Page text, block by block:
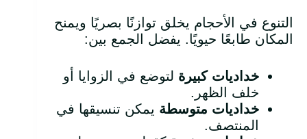
التنوع في الأحجام يخلق توازنًا بصريًا ويمنح
المكان طابعًا حيويًا. يفضل الجمع بين:
خداديات كبيرة لتوضع في الزوايا أو
خلف الظهر.
خداديات متوسطة يمكن تنسيقها في
المنتصف.